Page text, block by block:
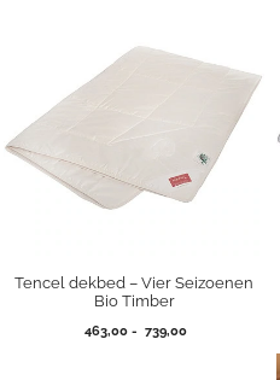
Tencel dekbed – Vier Seizoenen
Bio Timber
463,00 - 739,00Prijsklasse: